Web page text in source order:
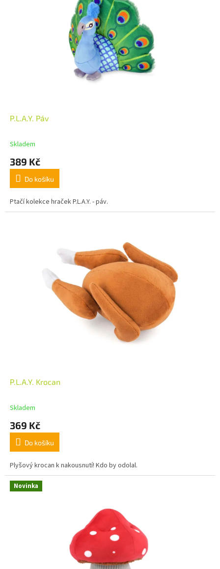
P.L.A.Y. Páv
Skladem
389 Kč
Do košíku
Ptačí kolekce hraček P.L.A.Y. - páv.
P.L.A.Y. Krocan
Skladem
369 Kč
Do košíku
Plyšový krocan k nakousnutí! Kdo by odolal.
Novinka